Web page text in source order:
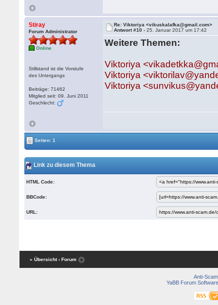
Stiray
Forum Administrator
Online
Stillstand ist die Vorstufe
des Untergangs
Beiträge: 71462
Mitglied seit: 09. Juni 2011
Geschlecht:
Re: Viktoriya <vikuskalafka@gmail.com>
Antwort #10 -25. Januar 2017 um 17:42
Weitere Themen:
Viktoriya
Viktoriya
Viktoriya
Seiten: 1
Link zu diesem Thema
HTML Code:
BBCode:
URL:
« Übersicht ‹ Forum
Anti-Scam
YaBB Forum Software